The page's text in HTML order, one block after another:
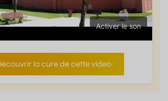
Activer le son
la cure de cette video